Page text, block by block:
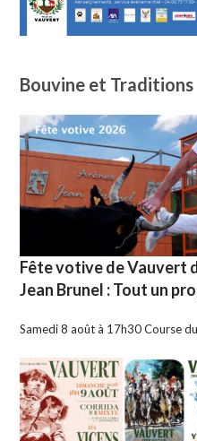
Bouvine et Traditions
Fête votive de Vauvert
Jean Brunel : Tout un
Samedi 8 août à 17h30 Course